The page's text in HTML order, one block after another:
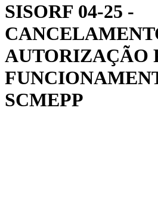
SISORF 04-25 -
AUTORIZAÇÃO
SCMEPP